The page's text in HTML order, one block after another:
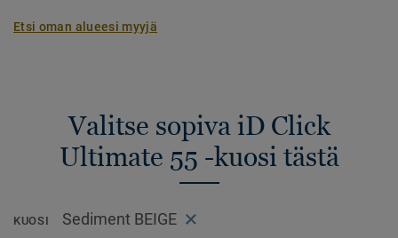
Etsi oman alueesi myyjä
Valitse sopiva iD Click
Ultimate 55 -kuosi tästä
KUOSI Sediment BEIGE